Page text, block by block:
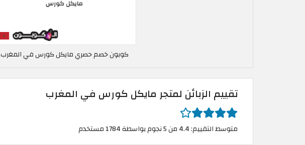
كوبون خصم حصري مايكل كورس في المغرب
تقييم الزبائن لمتجر مايكل كورس في المغرب
متوسط التقييم: 4.4 من 5 نجوم بواسطة 1784 مستخدم